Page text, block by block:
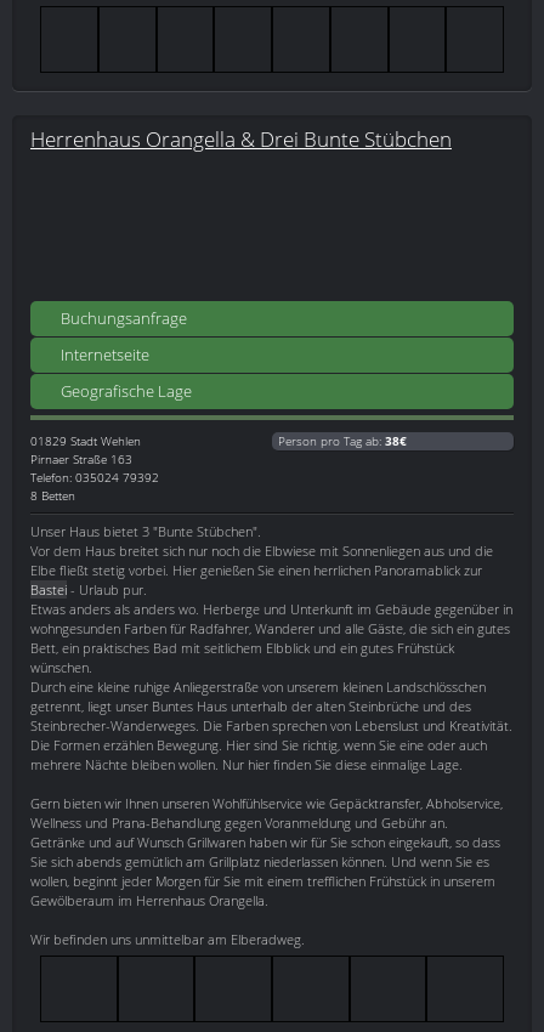
Herrenhaus Orangella & Drei Bunte Stübchen
Buchungsanfrage
Internetseite
Geografische Lage
01829 Stadt Wehlen
Pirnaer Straße 163
Telefon: 035024 79392
8 Betten
Person pro Tag ab: 38€
Unser Haus bietet 3 "Bunte Stübchen".
Vor dem Haus breitet sich nur noch die Elbwiese mit Sonnenliegen aus und die
Elbe fließt stetig vorbei. Hier genießen Sie einen herrlichen Panoramablick zur
Bastei - Urlaub pur.
Etwas anders als anders wo. Herberge und Unterkunft im Gebäude gegenüber in
wohngesunden Farben für Radfahrer, Wanderer und alle Gäste, die sich ein gutes
Bett, ein praktisches Bad mit seitlichem Elbblick und ein gutes Frühstück
wünschen.
Durch eine kleine ruhige Anliegerstraße von unserem kleinen Landschlösschen
getrennt, liegt unser Buntes Haus unterhalb der alten Steinbrüche und des
Steinbrecher-Wanderweges. Die Farben sprechen von Lebenslust und Kreativität.
Die Formen erzählen Bewegung. Hier sind Sie richtig, wenn Sie eine oder auch
mehrere Nächte bleiben wollen. Nur hier finden Sie diese einmalige Lage.
Gern bieten wir Ihnen unseren Wohlfühlservice wie Gepäcktransfer, Abholservice,
Wellness und Prana-Behandlung gegen Voranmeldung und Gebühr an.
Getränke und auf Wunsch Grillwaren haben wir für Sie schon eingekauft, so dass
Sie sich abends gemütlich am Grillplatz niederlassen können. Und wenn Sie es
wollen, beginnt jeder Morgen für Sie mit einem trefflichen Frühstück in unserem
Gewölberaum im Herrenhaus Orangella.
Wir befinden uns unmittelbar am Elberadweg.